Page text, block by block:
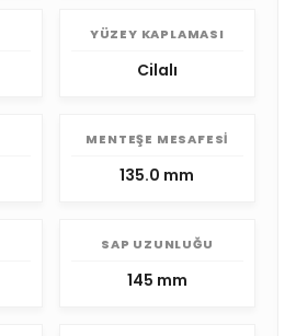
YÜZEY KAPLAMASI
Cilalı
MENTEŞE MESAFESI
135.0 mm
SAP UZUNLUĞU
145 mm